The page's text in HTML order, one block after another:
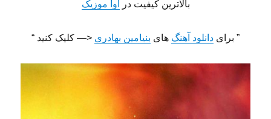
بالاترین کیفیت در
آوا موزیک
” برای دانلود آهنگ های بنیامین بهادری <— کلیک کنید “